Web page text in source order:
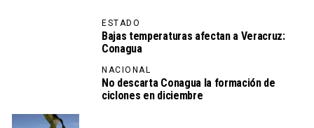
ESTADO
Bajas temperaturas afectan a Veracruz:
Conagua
NACIONAL
No descarta Conagua la formación de
ciclones en diciembre